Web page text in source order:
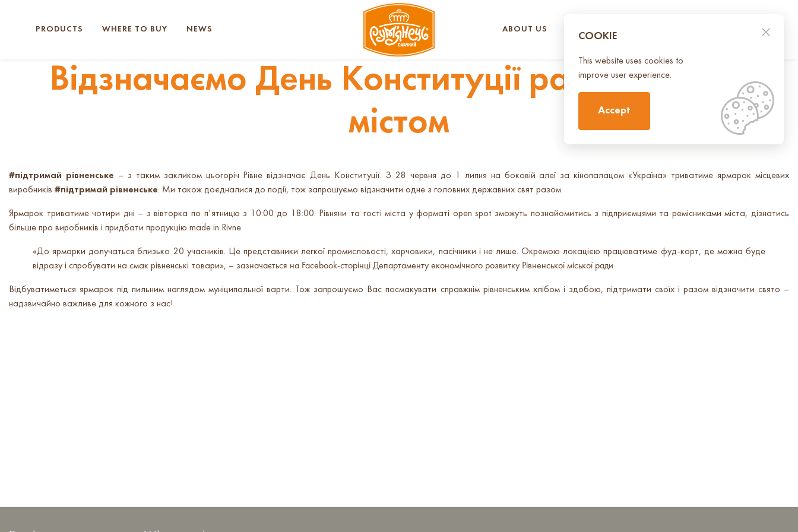
PRODUCTS WHERE TO BUY NEWS ABOUT US EN
Відзначаємо День Конституції разом зі своїм
містом
#підтримай рівненське – з таким закликом цьогоріч Рівне відзначає День Конституції. З 28 червня до 1 липня на боковій алеї за кінопалацом «Україна» триватиме ярмарок місцевих
виробників #підтримай рівненське. Ми також доєдналися до події, тож запрошуємо відзначити одне з головних державних свят разом.
Ярмарок триватиме чотири дні – з вівторка по п’ятницю з 10:00 до 18:00. Рівняни та гості міста у форматі open spot зможуть познайомитись з підприємцями та ремісниками міста, дізнатись
більше про виробників і придбати продукцію made in Rivne.
«До ярмарки долучаться близько 20 учасників. Це представники легкої промисловості, харчовики, пасічники і не лише. Окремою локацією працюватиме фуд-корт, де можна буде
відразу і спробувати на смак рівненські товари», – зазначається на Facebook-сторінці Департаменту економічного розвитку Рівненської міської ради
Відбуватиметься ярмарок під пильним наглядом муніципальної варти. Тож запрошуємо Вас посмакувати справжнім рівненським хлібом і здобою, підтримати своїх і разом відзначити свято –
надзвичайно важливе для кожного з нас!
COOKIE
This website uses cookies to
improve user experience.
Accept